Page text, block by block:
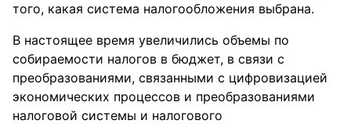
того, какая система налогообложения выбрана.
В настоящее время увеличились объемы по
собираемости налогов в бюджет, в связи с
преобразованиями, связанными с цифровизацией
экономических процессов и преобразованиями
налоговой системы и налогового